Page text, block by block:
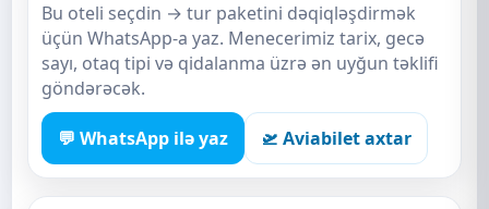
Bu oteli seçdin → tur paketini dəqiqləşdirmək
üçün WhatsApp-a yaz. Menecerimiz tarix, gecə
sayı, otaq tipi və qidalanma üzrə ən uyğun təklifi
göndərəcək.
💬 WhatsApp ilə yaz 🛫 Aviabilet axtar